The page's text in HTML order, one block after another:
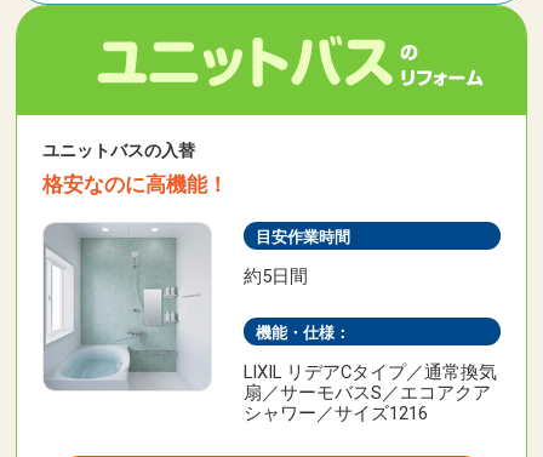
ユニットバスの入替
格安なのに高機能！
目安作業時間
約5日間
機能・仕様：
LIXIL リデアCタイプ／通常換気
扇／サーモバスS／エコアクア
シャワー／サイズ1216